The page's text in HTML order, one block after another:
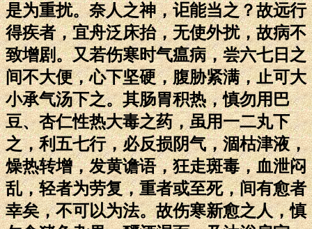
是为重扰。奈人之神，讵能当之？故远行
得疾者，宜舟泛床抬，无使外扰，故病不
致增剧。又若伤寒时气瘟病，尝六七日之
间不大便，心下坚硬，腹胁紧满，止可大
小承气汤下之。其肠胃积热，慎勿用巴
豆、杏仁性热大毒之药，虽用一二丸下
之，利五七行，必反损阴气，涸枯津液，
燥热转增，发黄谵语，狂走斑毒，血泄闷
乱，轻者为劳复，重者或至死，间有愈者
幸矣，不可以为法。故伤寒新愈之人，慎